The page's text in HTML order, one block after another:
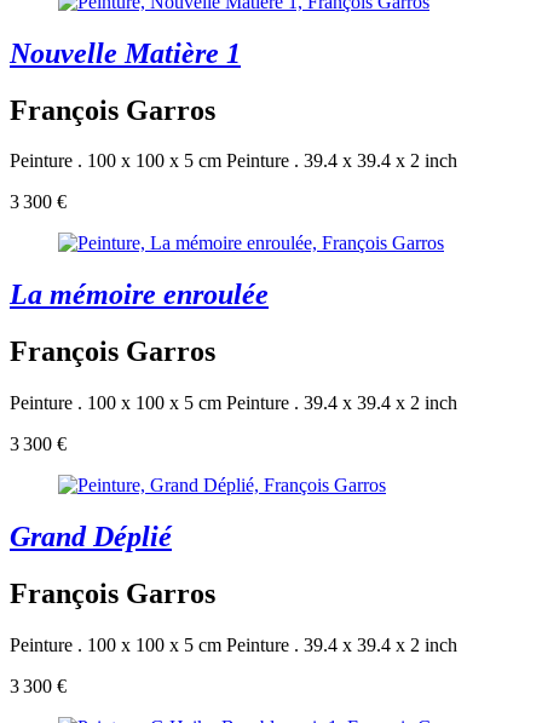
Nouvelle Matière 1
François Garros
Peinture . 100 x 100 x 5 cm Peinture . 39.4 x 39.4 x 2 inch
3 300 €
La mémoire enroulée
François Garros
Peinture . 100 x 100 x 5 cm Peinture . 39.4 x 39.4 x 2 inch
3 300 €
Grand Déplié
François Garros
Peinture . 100 x 100 x 5 cm Peinture . 39.4 x 39.4 x 2 inch
3 300 €